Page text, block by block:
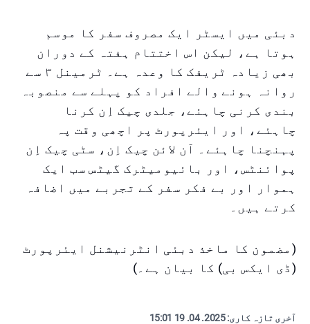
دبئی میں ایسٹر ایک مصروف سفر کا موسم
ہوتا ہے، لیکن اس اختتام ہفتہ کے دوران
بھی زیادہ ٹریفک کا وعدہ ہے۔ ٹرمینل ۳ سے
روانہ ہونے والے افراد کو پہلے سے منصوبہ
بندی کرنی چاہئے، جلدی چیک اِن کرنا
چاہئے، اور ایئرپورٹ پر اچھی وقت پہ
پہنچنا چاہئے۔ آن لائن چیک اِن، سٹی چیک اِن
پوائنٹس، اور بائیومیٹرک گیٹس سب ایک
ہموار اور بے فکر سفر کے تجربے میں اضافہ
کرتے ہیں۔
(مضمون کا ماخذ دبئی انٹرنیشنل ایئرپورٹ
(ڈی ایکس بی) کا بیان ہے۔)
آخری تازہ کاری:2025. 04. 19 15:01